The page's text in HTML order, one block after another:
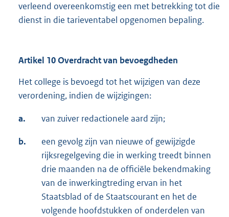
verleend overeenkomstig een met betrekking tot die
dienst in die tarieventabel opgenomen bepaling.
Artikel 10 Overdracht van bevoegdheden
Het college is bevoegd tot het wijzigen van deze
verordening, indien de wijzigingen:
a. van zuiver redactionele aard zijn;
b.
een gevolg zijn van nieuwe of gewijzigde
rijksregelgeving die in werking treedt binnen
drie maanden na de officiële bekendmaking
van de inwerkingtreding ervan in het
Staatsblad of de Staatscourant en het de
volgende hoofdstukken of onderdelen van